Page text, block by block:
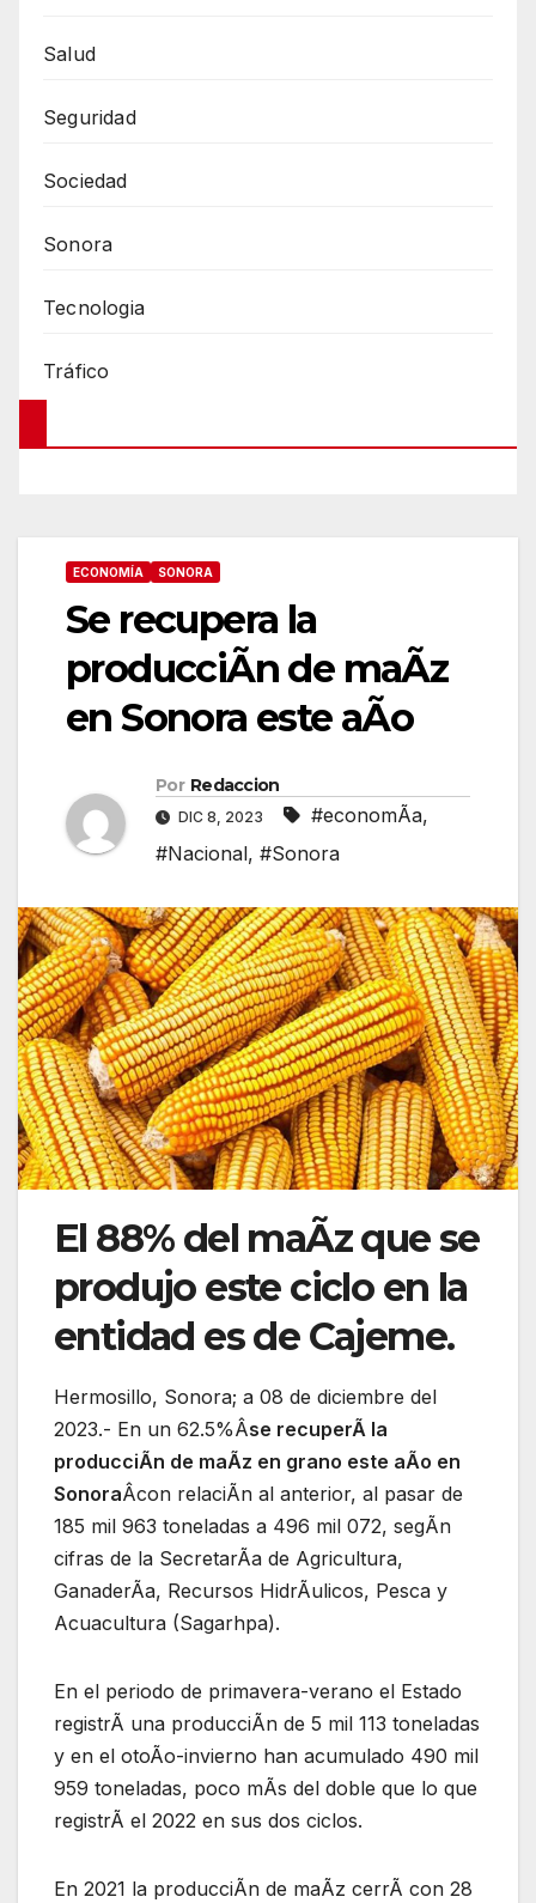
Salud
Seguridad
Sociedad
Sonora
Tecnologia
Tráfico
ECONOMÍA SONORA
Se recupera la
producciÃn de maÃz
en Sonora este aÃo
Por Redaccion
DIC 8, 2023 #economÃa,
#Nacional, #Sonora
El 88% del maÃz que se
produjo este ciclo en la
entidad es de Cajeme.
Hermosillo, Sonora; a 08 de diciembre del
2023.- En un 62.5%Âse recuperÃ la
producciÃn de maÃz en grano este aÃo en
SonoraÂcon relaciÃn al anterior, al pasar de
185 mil 963 toneladas a 496 mil 072, segÃn
cifras de la SecretarÃa de Agricultura,
GanaderÃa, Recursos HidrÃulicos, Pesca y
Acuacultura (Sagarhpa).
En el periodo de primavera-verano el Estado
registrÃ una producciÃn de 5 mil 113 toneladas
y en el otoÃo-invierno han acumulado 490 mil
959 toneladas, poco mÃs del doble que lo que
registrÃ el 2022 en sus dos ciclos.
En 2021 la producciÃn de maÃz cerrÃ con 28